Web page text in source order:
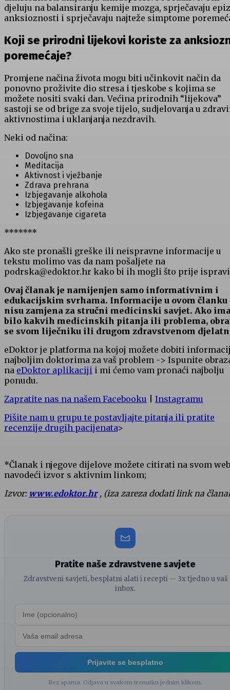
djeluju na balansiranju kemije mozga, sprječavaju
anksioznosti i sprječavaju najteže simptome
Koji se prirodni lijekovi koriste za
poremećaje?
Promjene načina života mogu biti učinkovit način da
ponovno proživite dio stresa i tjeskobe s kojima se
možete nositi svaki dan. Većina prirodnih “lijekova”
sastoji se od brige za svoje tijelo, sudjelovanja u
aktivnostima i uklanjanja nezdravih.
Neki od načina:
Dovoljno sna
Meditacija
Aktivnost i vježbanje
Zdrava prehrana
Izbjegavanje alkohola
Izbjegavanje kofeina
Izbjegavanje cigareta
*******
Ako ste pronašli greške ili neispravne informacije u
tekstu molimo vas da nam pošaljete na
podrska@edoktor.hr kako bi ih mogli što prije
Ovaj članak je namijenjen samo informativnim i
edukacijskim svrhama. Informacije u ovom članku
nisu zamjena za stručni medicinski savjet. Ako
bilo kakvih medicinskih pitanja ili problema,
se svom liječniku ili drugom zdravstvenom
eDoktor je platforma na kojoj možete dobiti
najboljim doktorima za vaš problem -> Ispunite
na eDoktor aplikaciji i mi ćemo vam pronaći najbolju
ponudu.
Zapratite nas na našem Facebooku
Instagramu
Pišite nam u grupu te postavljajte pitanja ili pratite
recenzije drugih pacijenata>
*Članak i njegove dijelove možete citirati na svom
navodeći izvor s aktivnim linkom;
Izvor: www.edoktor.hr, (iza zareza dodati link na
Pratite naše zdravstvene savjete
Zdravstveni savjeti, besplatni alati i recepti -- 3x tjedno u vaš
inbox.
Prijavite se besplatno
Bez spama. Odjava u svakom trenutku jednim klikom.